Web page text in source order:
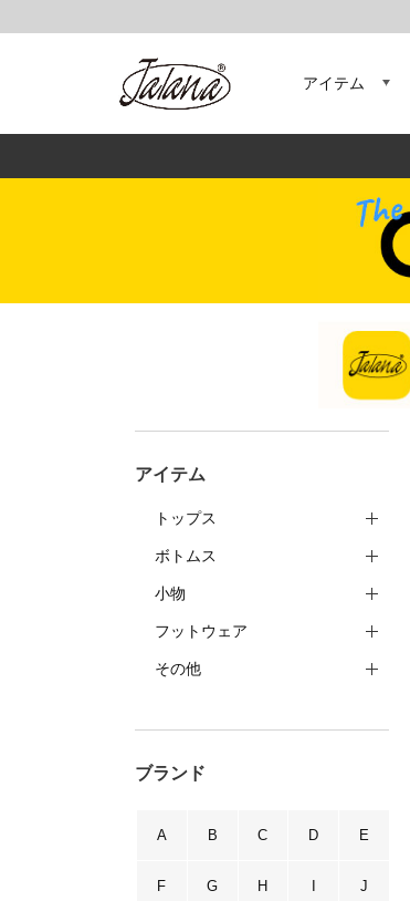
アイテム
アイテム
トップス
ボトムス
小物
フットウェア
その他
ブランド
A B C D E
F G H I J